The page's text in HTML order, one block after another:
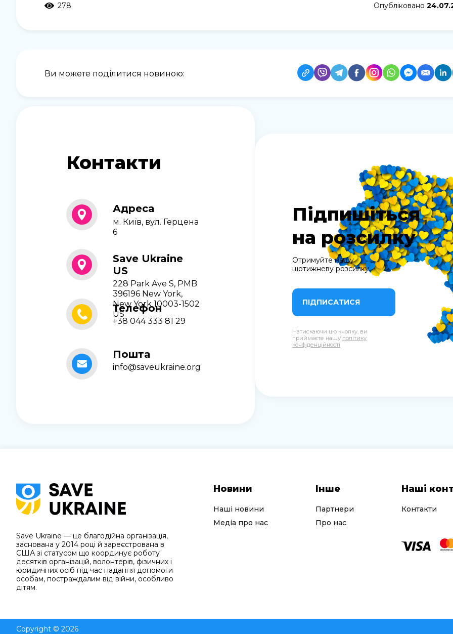
278 Опубліковано
Ви можете поділитися новиною:
Контакти
Адреса
м. Київ, вул. Герцена
6
Save Ukraine
US
228 Park Ave S, PMB
396196 New York,
New York 10003-1502
US
Телефон
+38 044 333 81 29
Пошта
info@saveukraine.org
Підпишіться
на розсилку
Отримуйте нашу
щотижневу розсилку
ПІДПИСАТИСЯ
Натискаючи цю кнопку, ви
приймаєте нашу політику
конфіденційності
Save Ukraine — це благодійна організація,
заснована у 2014 році й зареєстрована в
США зі статусом що координує роботу
десятків організацій, волонтерів, фізичних і
юридичних осіб під час надання допомоги
особам, постраждалим від війни, особливо
дітям.
Новини
Наші новини
Медіа про нас
Інше
Партнери
Про нас
Наші
Контакти
Copyright © 2026